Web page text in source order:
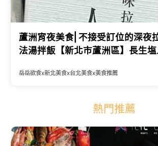
蘆洲宵夜美食⎜不接受訂位的深夜
法湯拌飯【新北市蘆洲區】長生
岳岳欲食x新北美食x台北美食x美食推薦
熱門推薦